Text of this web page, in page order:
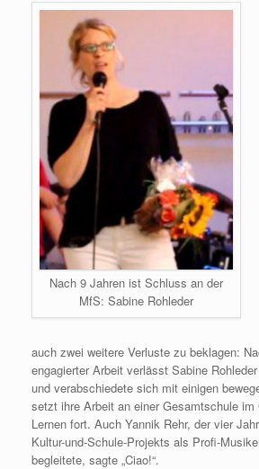
Nach 9 Jahren ist Schluss an der
MfS: Sabine Rohleder
auch zwei weitere Verluste zu beklagen:
engagierter Arbeit verlässt Sabine
und verabschiedete sich mit einigen
setzt ihre Arbeit an einer Gesamtschule im
Lernen fort. Auch Yannik Rehr, der vier
Kultur-und-Schule-Projekts als Profi-
begleitete, sagte „Ciao!“.